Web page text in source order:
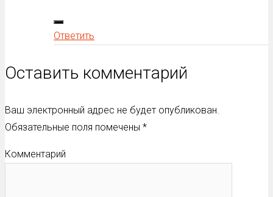
Ответить
Оставить комментарий
Ваш электронный адрес не будет опубликован.
Обязательные поля помечены *
Комментарий